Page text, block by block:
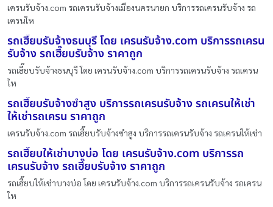
เครนรับจ้าง.com รถเครนรับจ้างเมืองนครนายก บริการรถเครนรับจ้าง รถ
เครนให
รถเฮี๊ยบรับจ้างธนบุรี โดย เครนรับจ้าง.com บริการรถเครน
รับจ้าง รถเฮี๊ยบรับจ้าง ราคาถูก
รถเฮี๊ยบรับจ้างธนบุรี โดย เครนรับจ้าง.com บริการรถเครนรับจ้าง รถเครน
ให
รถเฮี๊ยบรับจ้างซำสูง บริการรถเครนรับจ้าง รถเครนให้เช่า
ให้เช่ารถเครน ราคาถูก
เครนรับจ้าง.com รถเฮี๊ยบรับจ้างซำสูง บริการรถเครนรับจ้าง รถเครนให้เช่า
รถเฮี๊ยบให้เช่าบางบ่อ โดย เครนรับจ้าง.com บริการรถ
เครนรับจ้าง รถเฮี๊ยบรับจ้าง ราคาถูก
รถเฮี๊ยบให้เช่าบางบ่อ โดย เครนรับจ้าง.com บริการรถเครนรับจ้าง รถเครน
ให